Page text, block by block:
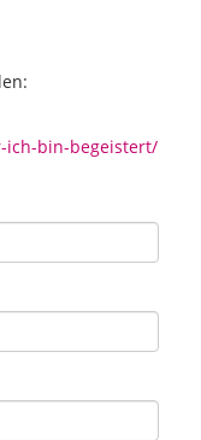
ich-bin-begeistert/